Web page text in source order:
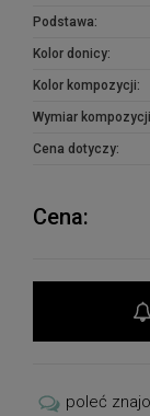
Podstawa:
Kolor donicy:
Kolor kompozycji:
Wymiar
Cena dotyczy:
Cena:
poleć